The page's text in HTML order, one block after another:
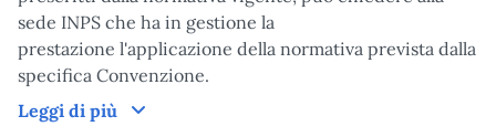
sede INPS che ha in gestione la
prestazione l'applicazione della normativa prevista dalla
specifica Convenzione.
Leggi di più
Come richiedere l'applicazione delle